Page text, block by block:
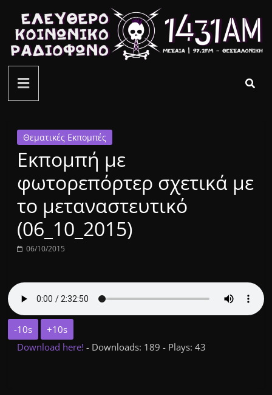
περιεχόμενο
ελεύθερο
κοινωνικό
ραδιόφωνο
1431AM
Θεματικές Εκπομπές
Εκπομπή με
φωτορεπόρτερ σχετικά με
το μεταναστευτικό
(06_10_2015)
06/10/2015
-10s
+10s
Download here!- Downloads: 189 - Plays: 43